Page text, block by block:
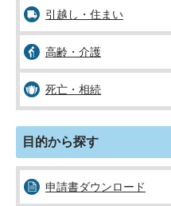
引越し・住まい
高齢・介護
死亡・相続
目的から探す
申請書ダウンロード